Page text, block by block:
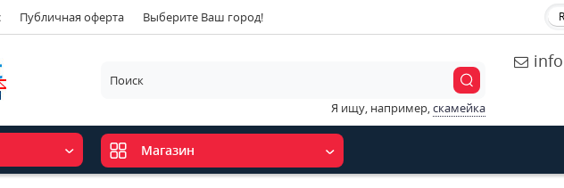
Публичная оферта Выберите Ваш город!
Я ищу, например,скамейка
Магазин